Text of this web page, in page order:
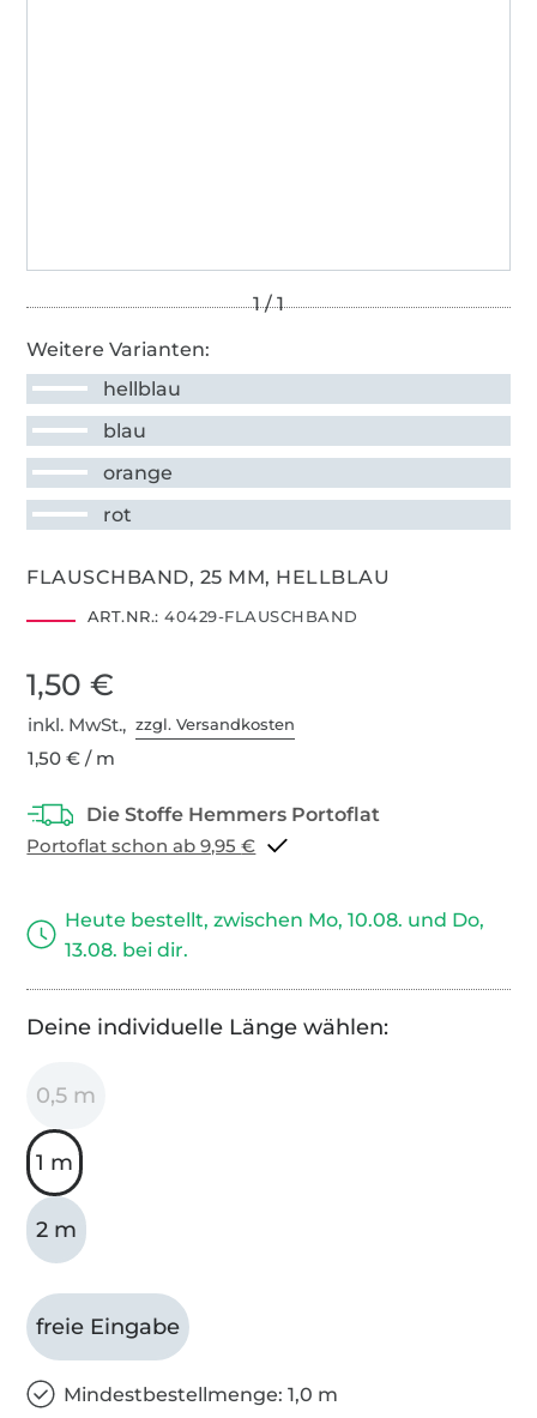
Weitere Varianten:
hellblau
blau
orange
rot
FLAUSCHBAND, 25 MM, HELLBLAU
ART.NR.: 40429-FLAUSCHBAND
1,50 €
inkl. MwSt.,zzgl. Versandkosten
1,50 € / m
Portoflat schon ab 9,95 €
Heute bestellt, zwischen Mo, 10.08. und Do,
13.08. bei dir.
Deine individuelle Länge wählen:
0,5 m
1 m
2 m
freie Eingabe
Mindestbestellmenge: 1,0 m